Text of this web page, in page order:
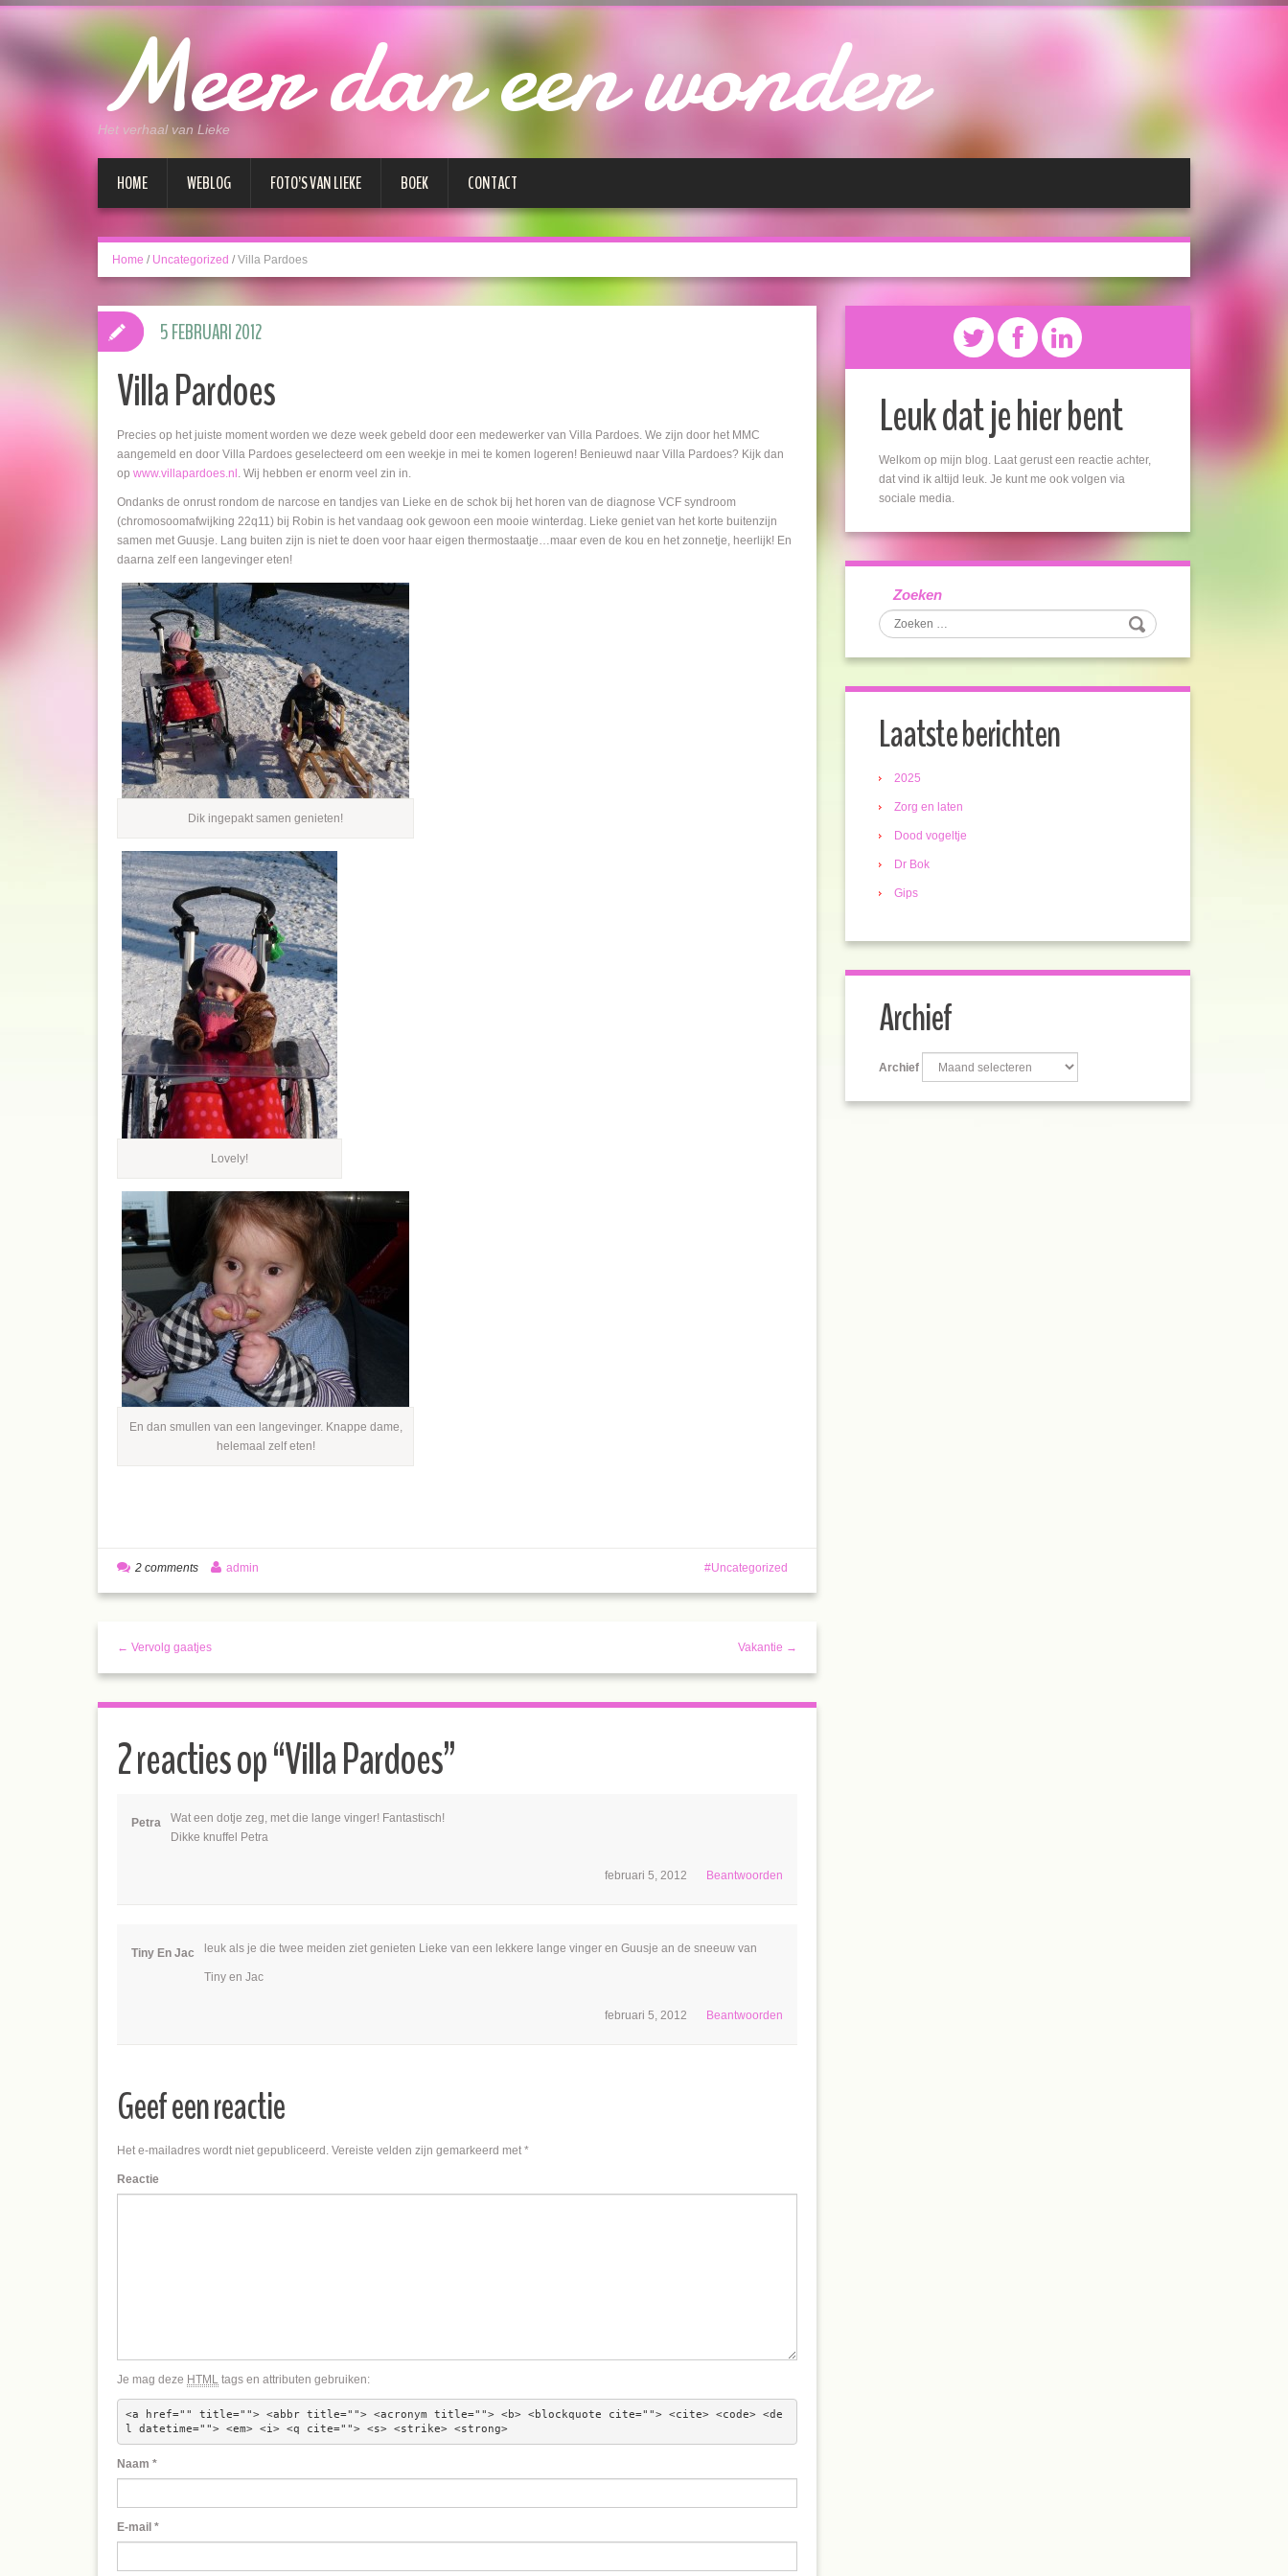
Meer dan een wonder
Het verhaal van Lieke
HOME WEBLOG FOTO’S VAN LIEKE BOEK CONTACT
Home / Uncategorized / Villa Pardoes
Villa Pardoes
Precies op het juiste moment worden we deze week gebeld door een medewerker van Villa Pardoes. We zijn door het MMC
aangemeld en door Villa Pardoes geselecteerd om een weekje in mei te komen logeren! Benieuwd naar Villa Pardoes? Kijk dan
op www.villapardoes.nl . Wij hebben er enorm veel zin in.
Ondanks de onrust rondom de narcose en tandjes van Lieke en de schok bij het horen van de diagnose VCF syndroom
(chromosoomafwijking 22q11) bij Robin is het vandaag ook gewoon een mooie winterdag. Lieke geniet van het korte buitenzijn
samen met Guusje. Lang buiten zijn is niet te doen voor haar eigen thermostaatje…maar even de kou en het zonnetje, heerlijk! En
daarna zelf een langevinger eten!
Dik ingepakt samen genieten!
Lovely!
En dan smullen van een langevinger. Knappe dame,
helemaal zelf eten!
5 FEBRUARI 2012
Uncategorized
2 comments admin
← Vervolg gaatjes Vakantie →
2 reacties op “Villa Pardoes”
Petra
Wat een dotje zeg, met die lange vinger! Fantastisch!
Dikke knuffel Petra
Beantwoorden
februari 5, 2012
Tiny En Jac leuk als je die twee meiden ziet genieten Lieke van een lekkere lange vinger en Guusje an de sneeuw van
Tiny en Jac
Beantwoorden
februari 5, 2012
Geef een reactie
Het e-mailadres wordt niet gepubliceerd. Vereiste velden zijn gemarkeerd met*
Reactie
Je mag deze HTML tags en attributen gebruiken:
<a href="" title=""> <abbr title=""> <acronym title=""> <b> <blockquote cite=""> <cite> <code> <de
l datetime=""> <em> <i> <q cite=""> <s> <strike> <strong>
Naam *
E-mail *
Leuk dat je hier bent
Welkom op mijn blog. Laat gerust een reactie achter,
dat vind ik altijd leuk. Je kunt me ook volgen via
sociale media.
Zoeken
Laatste berichten
2025
Zorg en laten
Dood vogeltje
Dr Bok
Gips
Archief
Archief